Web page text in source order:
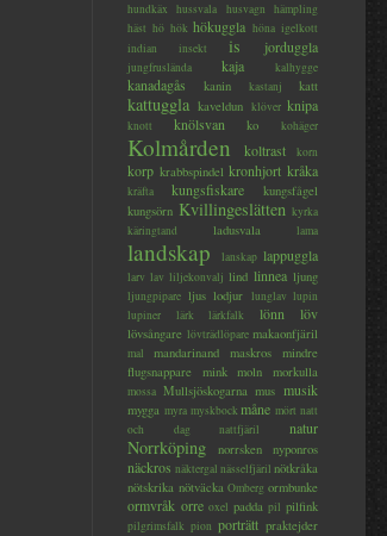
hundkäx
hussvala husvagn
hämpling
häst hö hök hökuggla höna igelkott
indian
insekt is jorduggla
jungfruslända kaja kalhygge
kanadagås kanin kastanj katt
kattuggla kaveldun klöver knipa
knott knölsvan ko kohäger
Kolmården koltrast korn
korp krabbspindel kronhjort kråka
kräfta kungsfiskare
kungsfågel
kungsörn Kvillingeslätten kyrka
käringtand
ladusvala lama
landskap lanskap lappuggla
larv lav liljekonvalj lind linnea ljung
ljungpipare ljus lodjur lunglav lupin
lupiner
lärk lärkfalk lönn löv
lövsångare lövträdlöpare makaonfjäril
mal mandarinand maskros
mindre
flugsnappare
mink moln morkulla
mossa Mullsjöskogarna mus musik
mygga myra myskbock måne mört natt
och dag
nattfjäril natur
Norrköping norrsken nyponros
näckros näktergal nässelfjäril nötkråka
nötskrika nötväcka Omberg ormbunke
ormvråk orre oxel padda pil pilfink
pilgrimsfalk pion porträtt praktejder